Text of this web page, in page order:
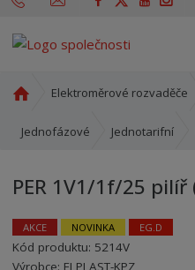
o
í
t
r
a
Elektroměrové rozvaděče
Jednofázové Jednotarifní
PER 1V1/1f/25 pilíř
AKCE NOVINKA EG.D
Kód produktu: 5214V
Kód výrobce: 8595208657306
Kód dodavatele:8595208657306
Výrobce: ELPLAST-KPZ